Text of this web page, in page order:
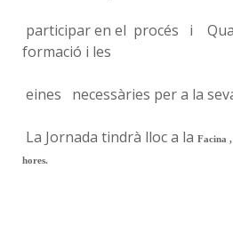
participar en el procés i
formació i les
eines necessàries per a la
La Jornada tindrà lloc a la Facina
hores.